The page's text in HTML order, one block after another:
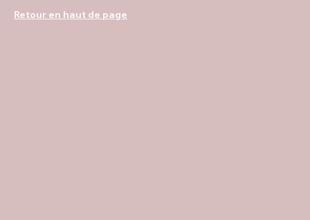
Retour en haut de page